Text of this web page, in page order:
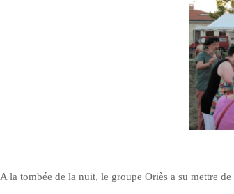
A la tombée de la nuit, le groupe Oriès a su mettre